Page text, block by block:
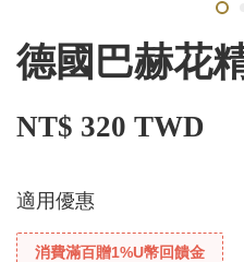
德國巴赫花
NT$ 320 TWD
適用優惠
消費滿百贈1%U幣回饋金